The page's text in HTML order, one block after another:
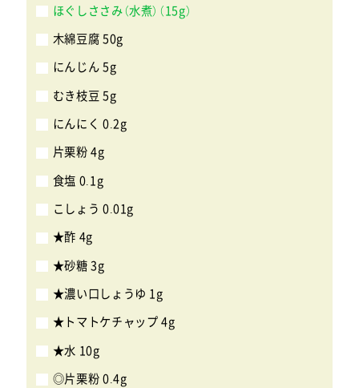
ほぐしささみ（水煮）（15g）
木綿豆腐 50g
にんじん 5g
むき枝豆 5g
にんにく 0.2g
片栗粉 4g
食塩 0.1g
こしょう 0.01g
★酢 4g
★砂糖 3g
★濃い口しょうゆ 1g
★トマトケチャップ 4g
★水 10g
◎片栗粉 0.4g